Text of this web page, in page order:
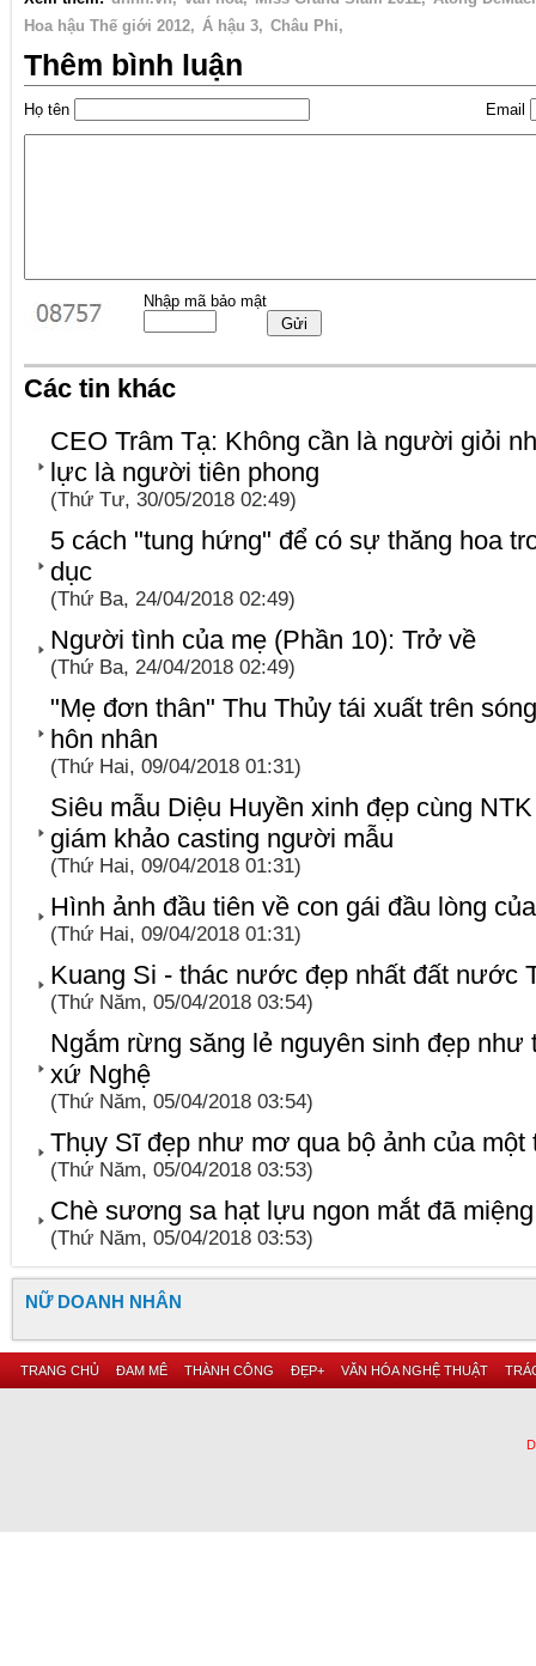
Hoa hậu Thế giới 2012
Á hậu 3 Châu Phi
Thêm bình luận
Họ tên Email
Nhập mã bảo mật
Các tin khác
CEO Trâm Tạ: Không cần là người giỏi
lực là người tiên phong
(Thứ Tư, 30/05/2018 02:49)
5 cách "tung hứng" để có sự thăng hoa
dục
(Thứ Ba, 24/04/2018 02:49)
Người tình của mẹ (Phần 10): Trở về
(Thứ Ba, 24/04/2018 02:49)
"Mẹ đơn thân" Thu Thủy tái xuất trên
hôn nhân
(Thứ Hai, 09/04/2018 01:31)
Siêu mẫu Diệu Huyền xinh đẹp cùng
giám khảo casting người mẫu
(Thứ Hai, 09/04/2018 01:31)
Hình ảnh đầu tiên về con gái đầu lòng
(Thứ Hai, 09/04/2018 01:31)
Kuang Si - thác nước đẹp nhất đất nước
(Thứ Năm, 05/04/2018 03:54)
Ngắm rừng săng lẻ nguyên sinh đẹp như
xứ Nghệ
(Thứ Năm, 05/04/2018 03:54)
Thụy Sĩ đẹp như mơ qua bộ ảnh của một
(Thứ Năm, 05/04/2018 03:53)
Chè sương sa hạt lựu ngon mắt đã
(Thứ Năm, 05/04/2018 03:53)
NỮ DOANH NHÂN
TRANG CHỦ ĐAM MÊ THÀNH CÔNG ĐẸP+ VĂN HÓA NGHỆ THUẬT